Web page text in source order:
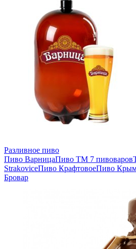
Разливное пиво
Пиво ВарницаПиво ТМ 7 пивоваров
StrakoviceПиво КрафтовоеПиво
Бровар